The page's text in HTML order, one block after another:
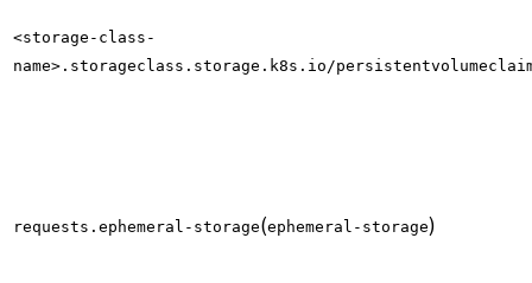
<storage-class-
name>.storageclass.storage.k8s.io/
requests.ephemeral-storage(ephemeral-storage)